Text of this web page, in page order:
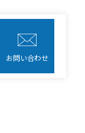
お問い合わせ